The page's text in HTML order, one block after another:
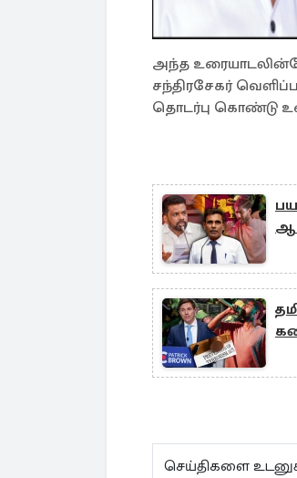
அந்த
சந்திரசேகர்
தொடர்பு கொண்டு
செய்திகளை